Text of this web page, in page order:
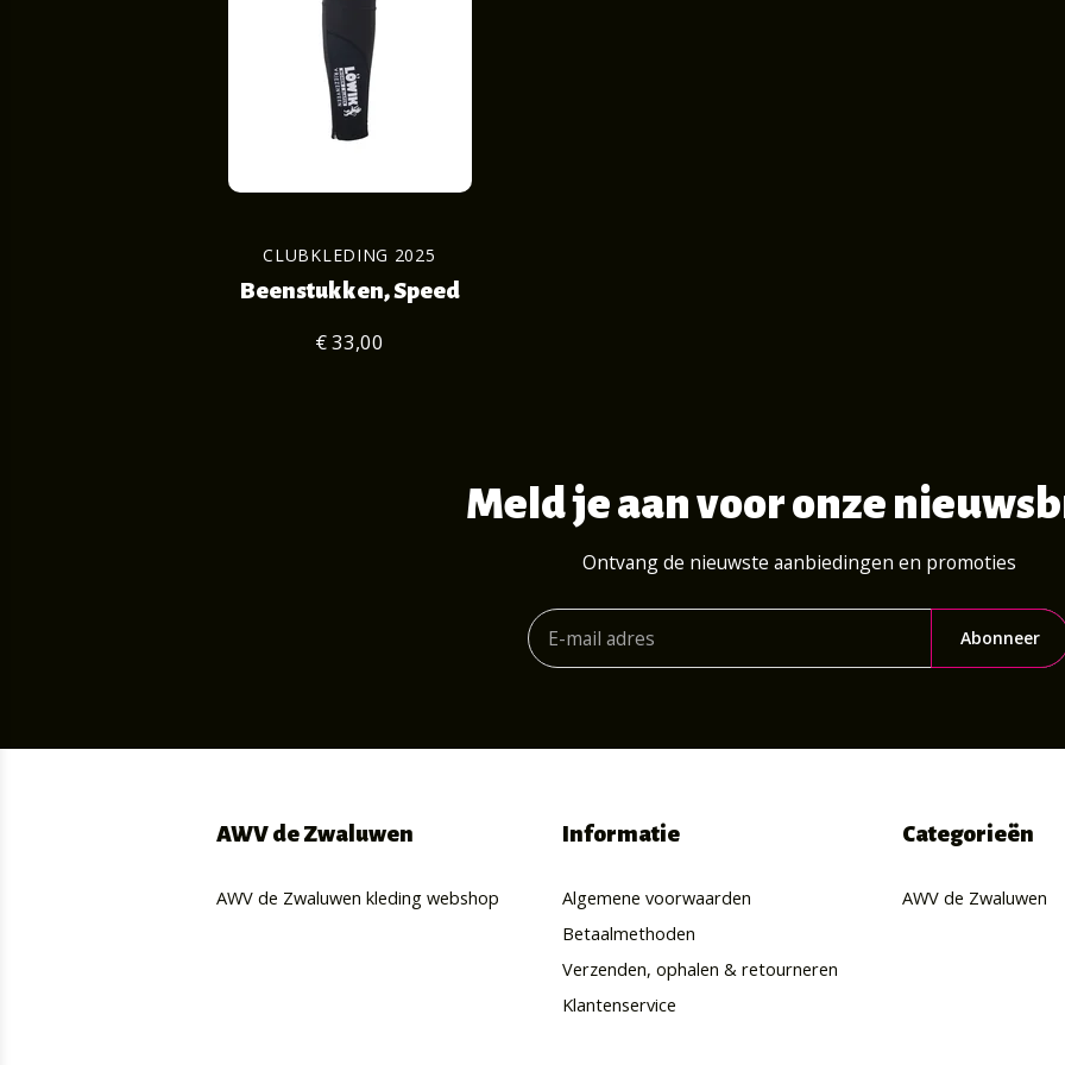
CLUBKLEDING 2025
Beenstukken, Speed
€ 33,00
Meld je aan voor onze
Ontvang de nieuwste aanbiedingen en promoties
Abonneer
AWV de Zwaluwen
AWV de Zwaluwen kleding webshop
Informatie
Algemene voorwaarden
Betaalmethoden
Verzenden, ophalen & retourneren
Klantenservice
Categorieën
AWV de Zwaluwen